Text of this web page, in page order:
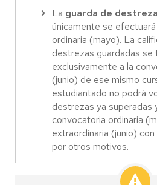
La guarda de
únicamente se
ordinaria (mayo). La
destrezas guardadas se
exclusivamente a la
(junio) de ese mismo
estudiantado no podrá
destrezas ya superadas
convocatoria ordinaria
extraordinaria (junio)
por otros motivos.